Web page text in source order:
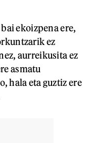
ekoizpena ere,
ez
aurreikusita ez
asmatu
hala eta guztiz ere